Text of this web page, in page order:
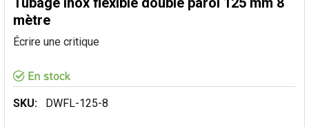
mètre
Écrire une critique
SKU: DWFL-125-8